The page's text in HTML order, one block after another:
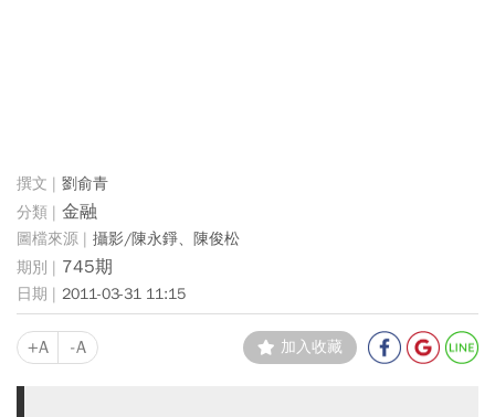
劉俞青
金融
攝影/陳永錚、陳俊松
745期
2011-03-31 11:15
+A -A 加入收藏